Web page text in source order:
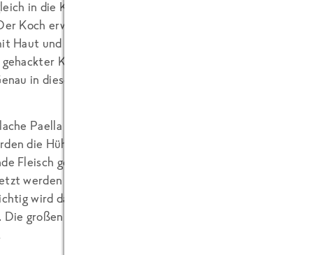
in die Küche, denn wir dürfen bei der Zubereitung
Koch erwartet uns bereits. Die Zutaten stehen bereit:
Haut und Knochen), flache in Stücke geschnittene
Knoblauch, Paprika-edelsüß, viel Wasser, große
in dieser Reihenfolge werden die Zutaten eingesetzt.
Paella (Pfanne), ausreichend für 4 Personen steht
die Hühnchenteile in der Pfannenmitte gut
Fleisch gestreut. Es dauert eine Weile, dann schiebt er
werden die grünen Bohnen kurz angeschmort, die
wird das Paprikapulver untergemischt und alles mit
großen weißen Bohnen und der Farbstoff werden jetzt